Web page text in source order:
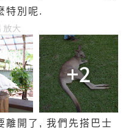
特別呢.
放大
+2
離開了, 我們先搭巴士